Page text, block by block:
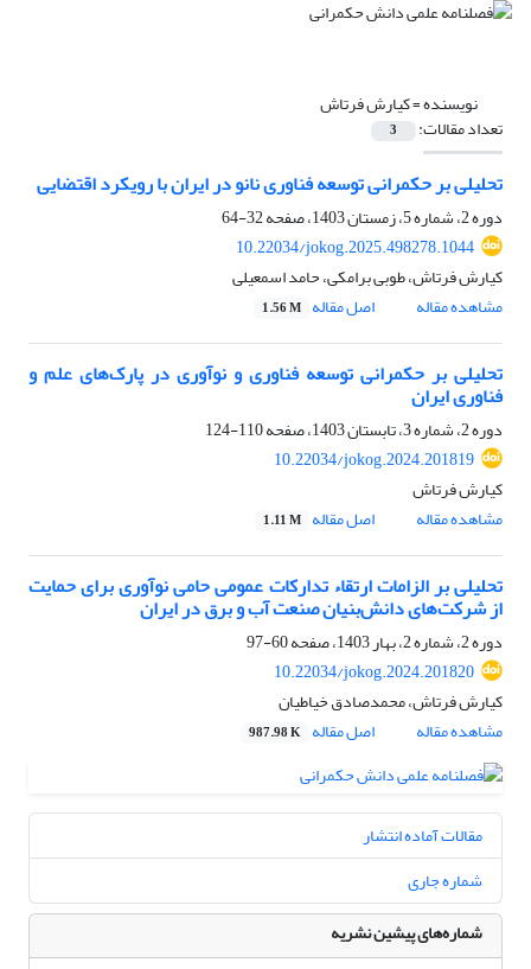
نویسنده =کیارش فرتاش
تعداد مقالات: 3
تحلیلی بر حکمرانی توسعه فناوری نانو در ایران با رویکرد اقتضایی
دوره 2، شماره 5، زمستان 1403، صفحه
32-64
10.22034/jokog.2025.498278.1044
کیارش فرتاش، طوبی برامکی، حامد اسمعیلی
مشاهده مقاله
اصل مقاله 1.56 M
تحلیلی بر حکمرانی توسعه فناوری و نوآوری در پارک‌های علم و
فناوری ایران
دوره 2، شماره 3، تابستان 1403، صفحه
110-124
10.22034/jokog.2024.201819
کیارش فرتاش
مشاهده مقاله
اصل مقاله 1.11 M
تحلیلی بر الزامات ارتقاء تدارکات عمومی حامی نوآوری برای حمایت‌
از شرکت‌های دانش‌بنیان صنعت آب و برق در ایران
دوره 2، شماره 2، بهار 1403، صفحه
60-97
10.22034/jokog.2024.201820
کیارش فرتاش، محمدصادق خیاطیان
مشاهده مقاله
اصل مقاله 987.98 K
مقالات آماده انتشار
شماره جاری
شماره‌های پیشین نشریه